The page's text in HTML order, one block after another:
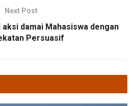
Next Post
damai Mahasiswa dengan
Persuasif